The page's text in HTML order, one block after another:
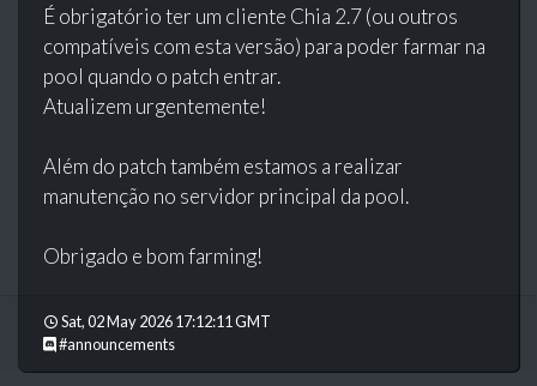
É obrigatório ter um cliente Chia 2.7 (ou outros
compatíveis com esta versão) para poder farmar na
pool quando o patch entrar.
Atualizem urgentemente!
Além do patch também estamos a realizar
manutenção no servidor principal da pool.
Obrigado e bom farming!
Sat, 02 May 2026 17:12:11 GMT
#announcements